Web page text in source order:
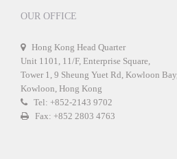
OUR OFFICE
Hong Kong Head Quarter
Unit 1101, 11/F, Enterprise Square,
Tower 1, 9 Sheung Yuet Rd, Kowloon Bay,
Kowloon, Hong Kong
Tel: +852-2143 9702
Fax: +852 2803 4763